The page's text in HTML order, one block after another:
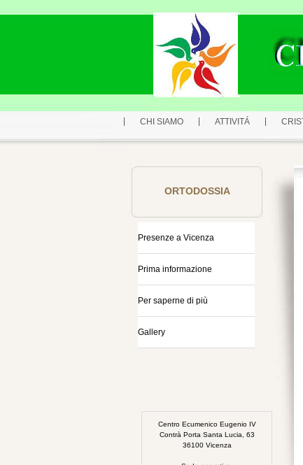
CHI SIAMO ATTIVITÁ
ORTODOSSIA
Presenze a Vicenza
Prima informazione
Per saperne di più
Gallery
Centro Ecumenico Eugenio IV
Contrà Porta Santa Lucia, 63
36100 Vicenza